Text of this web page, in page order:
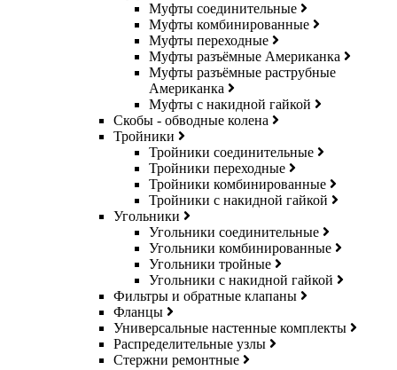
Муфты соединительные
Муфты комбинированные
Муфты переходные
Муфты разъёмные Американка
Муфты разъёмные раструбные
Американка
Муфты с накидной гайкой
Скобы - обводные колена
Тройники
Тройники соединительные
Тройники переходные
Тройники комбинированные
Тройники с накидной гайкой
Угольники
Угольники соединительные
Угольники комбинированные
Угольники тройные
Угольники с накидной гайкой
Фильтры и обратные клапаны
Фланцы
Универсальные настенные комплекты
Распределительные узлы
Стержни ремонтные